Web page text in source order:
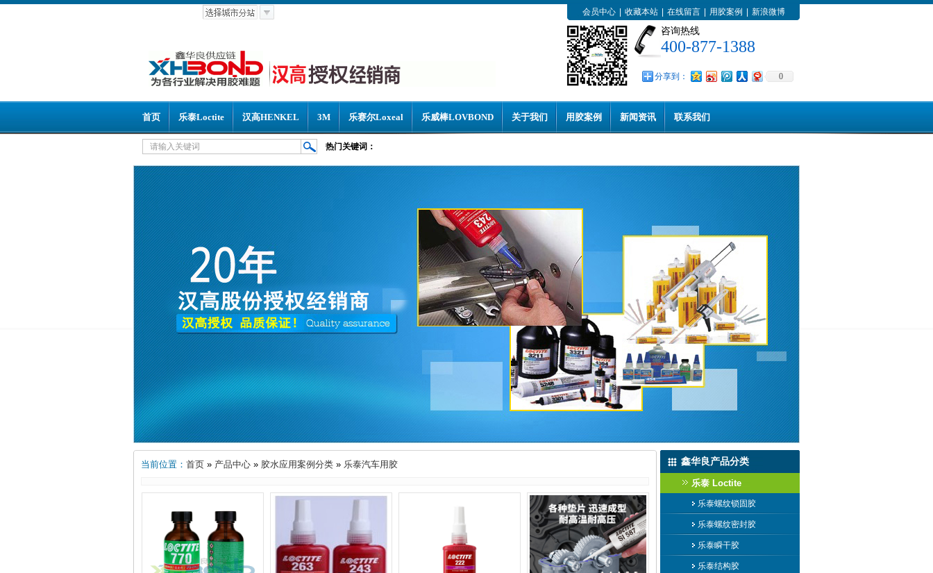
会员中心 收藏本站 在线留言 用胶案例 新浪微博
咨询热线
400-877-1388
分享到： 0
首页 乐泰Loctite 汉高HENKEL 3M 乐赛尔Loxeal 乐威棒LOVBOND 关于我们 用胶案例 新闻资讯 联系我们
热门关键词：
当前位置： 首页 » 产品中心 » 胶水应用案例分类 » 乐泰汽车用胶 鑫华良产品分类
乐泰 Loctite
乐泰螺纹锁固胶
乐泰螺纹密封胶
乐泰瞬干胶
乐泰结构胶